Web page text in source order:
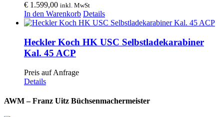
€ 1.599,00 inkl. MwSt
In den Warenkorb Details
Heckler Koch HK USC Selbstladekarabiner
Kal. 45 ACP
Preis auf Anfrage
Details
AWM – Franz Uitz Büchsenmachermeister